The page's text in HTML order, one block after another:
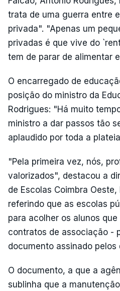
trata de uma guerra entre
privada". "Apenas um
privadas é que vive do
tem de parar de alimentar
O encarregado de
posição do ministro da
Rodrigues: "Há muito
ministro a dar passos tão
aplaudido por toda a
"Pela primeira vez, nós,
valorizados", destacou a
de Escolas Coimbra
referindo que as escolas
para acolher os alunos
contratos de associação -
documento assinado pelos
O documento, a que a
sublinha que a